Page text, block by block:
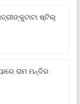
ଷ୍ଟିଲ୍
ରାମ ମନ୍ଦିର